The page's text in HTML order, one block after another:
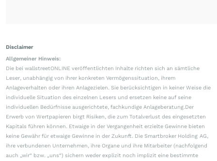
Disclaimer
Allgemeiner Hinweis:
Die bei wallstreetONLINE veröffentlichten Inhalte richten sich an sämtliche
Leser, unabhängig von ihrer konkreten Vermögenssituation, ihrem
Anlageverhalten oder ihren Anlagezielen. Sie berücksichtigen in keiner Weise die
individuelle Situation des einzelnen Lesers und ersetzen keine auf seine
individuellen Bedürfnisse ausgerichtete, fachkundige Anlageberatung.Der
Erwerb von Wertpapieren birgt Risiken, die zum Totalverlust des eingesetzten
Kapitals führen können. Etwaige in der Vergangenheit erzielte Gewinne bieten
keine Gewähr für etwaige Gewinne in der Zukunft. Die Smartbroker Holding AG,
ihre verbundenen Unternehmen, ihre Organe und ihre Mitarbeiter (nachfolgend
auch „wir“ bzw. „uns“) sichern weder explizit noch implizit eine bestimmte